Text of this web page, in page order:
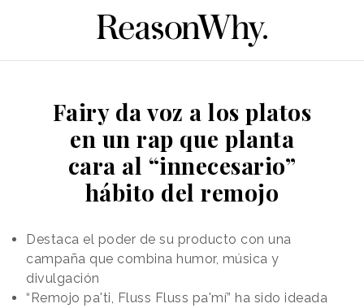
Fairy da voz a los platos
en un rap que planta
cara al “innecesario”
hábito del remojo
Destaca el poder de su producto con una
campaña que combina humor, música y
divulgación
“Remojo pa'ti, Fluss Fluss pa'mí” ha sido ideada